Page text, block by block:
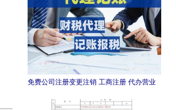
免费公司注册变更注销 工商注册 代办营业